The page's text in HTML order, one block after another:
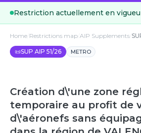
Restriction actuellement en
Home Restrictions map AIP Supplements
📜SUP AIP 51/26 METRO
Création d\'une zone
temporaire au profit de
d\'aéronefs sans